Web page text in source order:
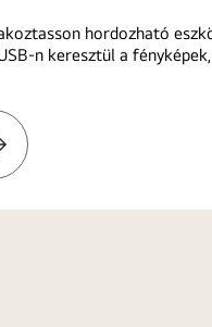
hordozható
n keresztül a
További